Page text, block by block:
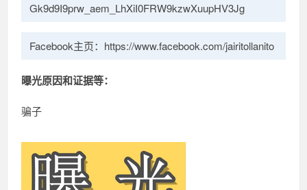
Gk9d9I9prw_aem_LhXiI0FRW9kzwXuupHV3Jg
Facebook主页：https://www.facebook.com/jairitollanito
曝光原因和证据等：
骗子